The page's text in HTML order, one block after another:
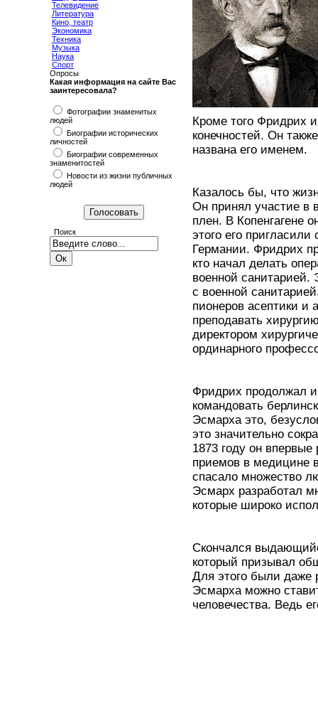
Телевидение
Литература
Кино, театр
Экономика
Техника
Музыка
Наука
Спорт
Опросы
Какая информация на сайте Вас
заинтересовала?
Фотографии знаменитых
людей
Биографии исторических
личностей
Биографии современных
знаменитостей
Новости из жизни публичных
людей
Поиск
Кроме того Фридрих
конечностей. Он
названа его именем.
Казалось бы, что
Он принял участие в
плен. В Копенгагене
этого его
Германии. Фридрих
кто начал делать
военной
с военной
пионеров асептики и
преподавать
директором
ординарного
Фридрих продолжал
командовать
Эсмарха это,
это значительно
1873 году он
приемов в медицине
спасало множество
Эсмарх разработал
которые широко
Скончался
который призывал
Для этого были даже
Эсмарха можно
человечества. Ведь